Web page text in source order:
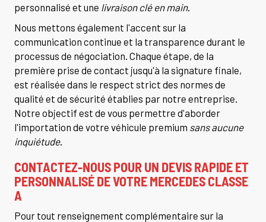
personnalisé et une livraison clé en main.
Nous mettons également l'accent sur la
communication continue et la transparence durant le
processus de négociation. Chaque étape, de la
première prise de contact jusqu'à la signature finale,
est réalisée dans le respect strict des normes de
qualité et de sécurité établies par notre entreprise.
Notre objectif est de vous permettre d'aborder
l'importation de votre véhicule premium sans aucune
inquiétude.
CONTACTEZ-NOUS POUR UN DEVIS RAPIDE ET
PERSONNALISÉ DE VOTRE MERCEDES CLASSE
A
Pour tout renseignement complémentaire sur la